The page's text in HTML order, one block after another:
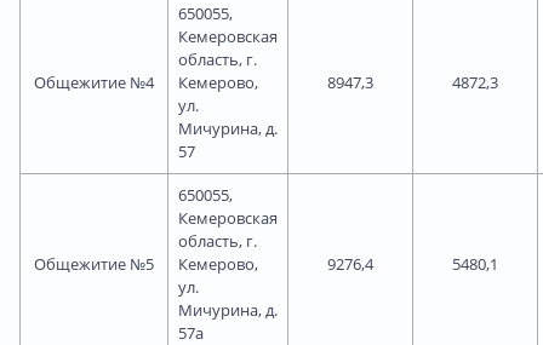
Общежитие №4
650055,
Кемеровская
область, г.
Кемерово,
ул.
Мичурина, д.
57
8947,3 4872,3
Общежитие №5
650055,
Кемеровская
область, г.
Кемерово,
ул.
Мичурина, д.
57а
9276,4 5480,1